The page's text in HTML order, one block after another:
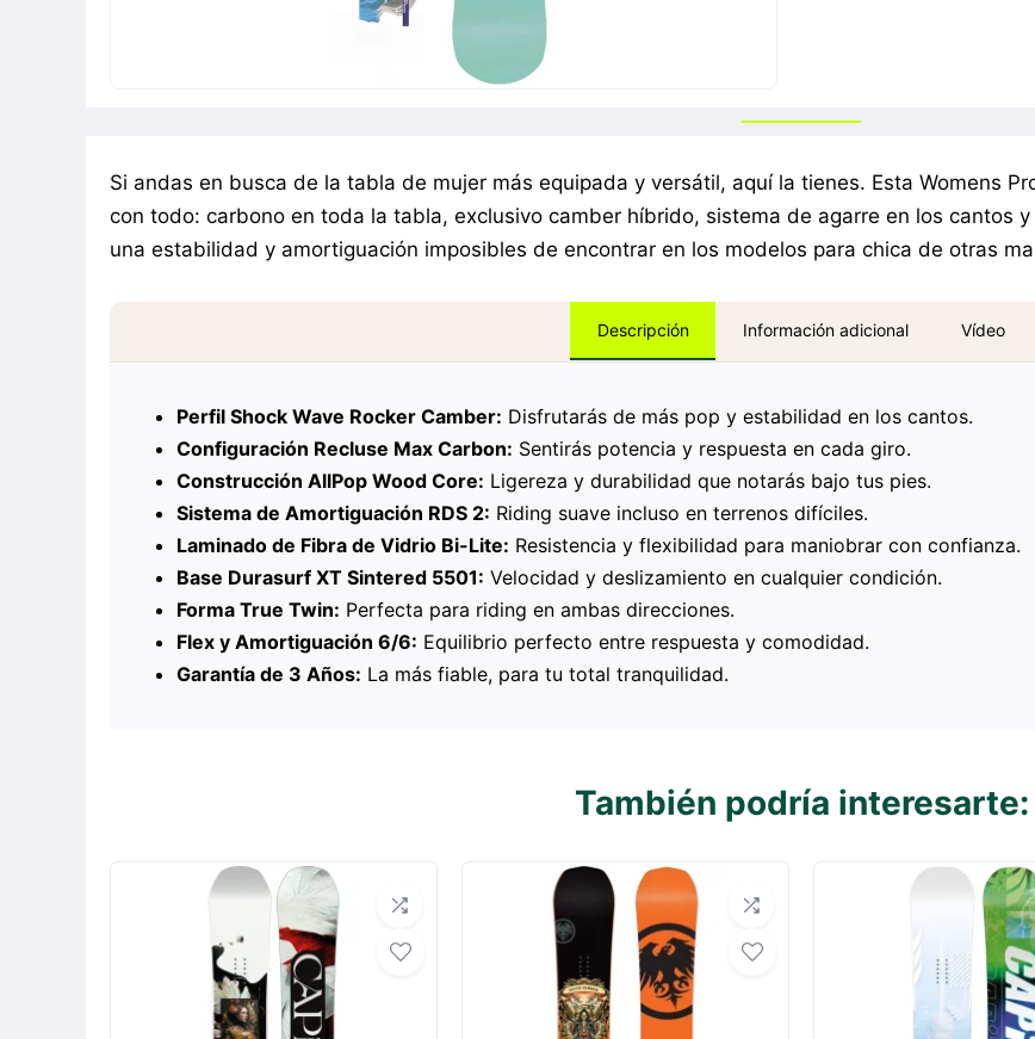
Si andas en busca de la tabla de mujer más equipada y versátil, aquí la tienes. Esta Womens
con todo: carbono en toda la tabla, exclusivo camber híbrido, sistema de agarre en los cantos
una estabilidad y amortiguación imposibles de encontrar en los modelos para chica de otras
Descripción Información adicional Vídeo
Perfil Shock Wave Rocker Camber: Disfrutarás de más pop y estabilidad en los cantos.
Configuración Recluse Max Carbon: Sentirás potencia y respuesta en cada giro.
Construcción AllPop Wood Core: Ligereza y durabilidad que notarás bajo tus pies.
Sistema de Amortiguación RDS 2: Riding suave incluso en terrenos difíciles.
Laminado de Fibra de Vidrio Bi-Lite: Resistencia y flexibilidad para maniobrar con confianza.
Base Durasurf XT Sintered 5501: Velocidad y deslizamiento en cualquier condición.
Forma True Twin: Perfecta para riding en ambas direcciones.
Flex y Amortiguación 6/6: Equilibrio perfecto entre respuesta y comodidad.
Garantía de 3 Años: La más fiable, para tu total tranquilidad.
También podría interesarte: